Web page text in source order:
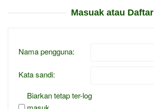
Masuak atau Daftar
Nama pengguna:
Kata sandi:
Biarkan tetap ter-log